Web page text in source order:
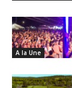
A la Une